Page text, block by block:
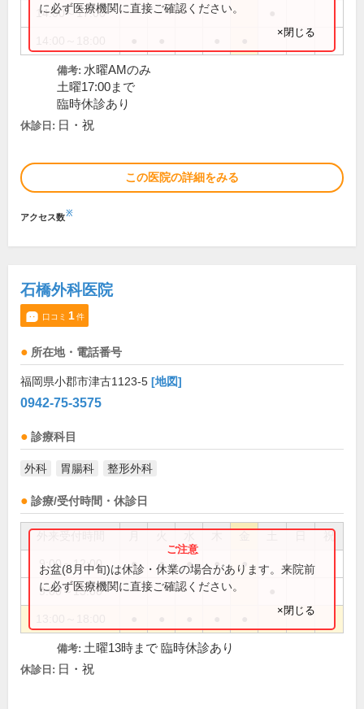
14:00～17:00
に必ず医療機関に直接ご確認ください。
×閉じる
備考: 水曜AMのみ
土曜17:00まで
臨時休診あり
休診日: 日・祝
この医院の詳細をみる
アクセス数※
石橋外科医院
口コミ 1件
所在地・電話番号
福岡県小郡市津古1123-5 [地図]
0942-75-3575
診療科目
外科 胃腸科 整形外科
診療/受付時間・休診日
祝
9:00～12:00 ● ● ● ● ●
9:00～13:00
お盆(8月中旬)は休診・休業の場合があります。来院前
に必ず医療機関に直接ご確認ください。
×閉じる
備考: 土曜13時まで 臨時休診あり
休診日: 日・祝